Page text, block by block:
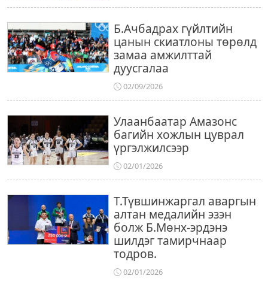
Б.Ачбадрах гүйлтийн
цанын скиатлоны төрөлд
замаа амжилттай
дуусгалаа
02/09/2026
Улаанбаатар Амазонс
багийн хожлын цуврал
үргэлжилсээр
02/01/2026
Т.Түвшинжаргал аваргын
алтан медалийн эзэн
болж Б.Мөнх-эрдэнэ
шилдэг тамирчнаар
тодров.
02/01/2026